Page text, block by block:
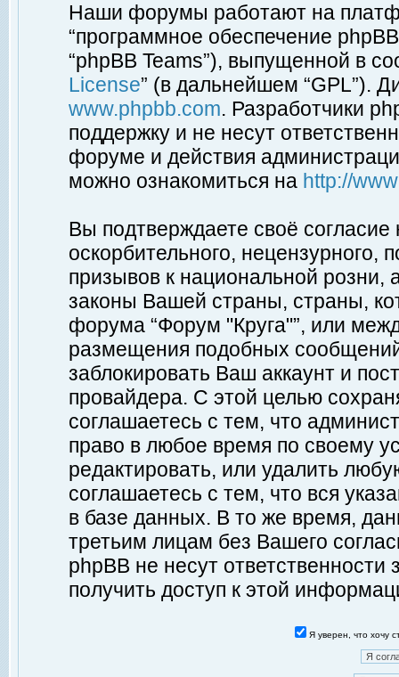
Наши форумы работают на
“программное обеспечение
“phpBB Teams”), выпущенной в
License” (в дальнейшем “GPL”).
www.phpbb.com. Разработчики
поддержку и не несут
форуме и действия
можно ознакомиться на http://
Вы подтверждаете своё
оскорбительного, нецензурного,
призывов к национальной
законы Вашей страны, страны,
форума “Форум "Круга"”, или
размещения подобных
заблокировать Ваш аккаунт и
провайдера. С этой целью
соглашаетесь с тем, что
право в любое время по своему
редактировать, или удалить
соглашаетесь с тем, что вся
в базе данных. В то же время,
третьим лицам без Вашего
phpBB не несут ответственности
получить доступ к этой
Я уверен, что хочу